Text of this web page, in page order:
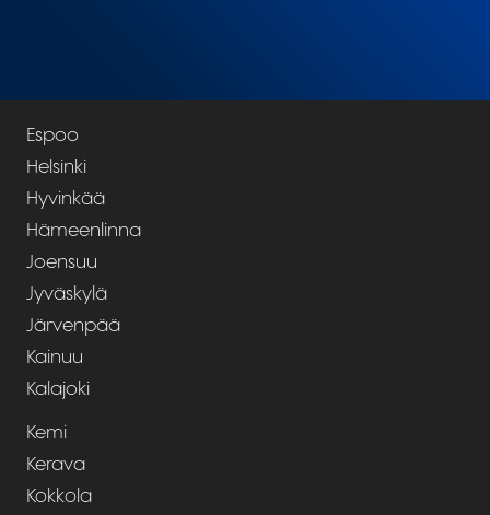
Espoo
Helsinki
Hyvinkää
Hämeenlinna
Joensuu
Jyväskylä
Järvenpää
Kainuu
Kalajoki
Kemi
Kerava
Kokkola